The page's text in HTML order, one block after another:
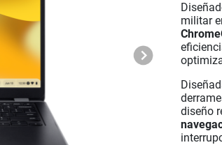
militar
diseño